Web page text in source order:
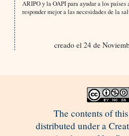
ARIPO y la OAPI para ayudar a los
responder mejor a las necesidades de la
creado el 24 de
The contents of
distributed under a